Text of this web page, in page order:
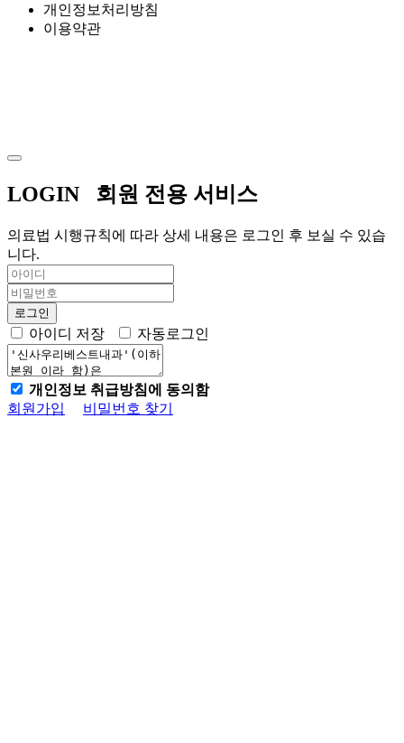
개인정보처리방침
이용약관
LOGIN 회원 전용 서비스
의료법 시행규칙에 따라 상세 내용은 로그인 후 보실 수 있습
니다.
아이디 저장 자동로그인
개인정보 취급방침에 동의함
회원가입
비밀번호 찾기